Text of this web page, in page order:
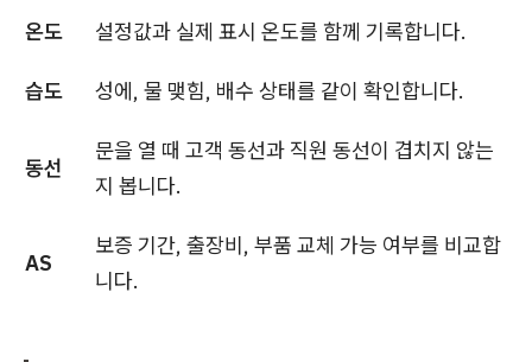
온도 설정값과 실제 표시 온도를 함께 기록합니다.
습도 성에, 물 맺힘, 배수 상태를 같이 확인합니다.
동선
문을 열 때 고객 동선과 직원 동선이 겹치지 않는
지 봅니다.
AS
보증 기간, 출장비, 부품 교체 가능 여부를 비교합
니다.